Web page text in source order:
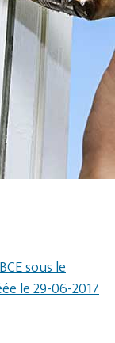
sous le
le 29-06-2017